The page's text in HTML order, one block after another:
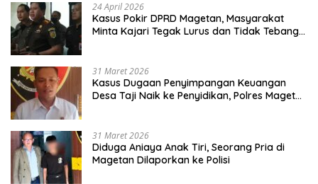
24 April 2026
Kasus Pokir DPRD Magetan, Masyarakat
Minta Kajari Tegak Lurus dan Tidak Tebang
31 Maret 2026
Kasus Dugaan Penyimpangan Keuangan
Desa Taji Naik ke Penyidikan, Polres Magetan
31 Maret 2026
Diduga Aniaya Anak Tiri, Seorang Pria di
Magetan Dilaporkan ke Polisi